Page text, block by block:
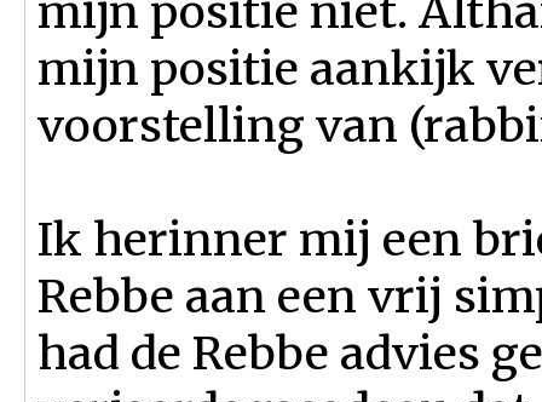
mijn positie niet.
mijn positie aankijk
voorstelling van
Ik herinner mij een
Rebbe aan een vrij
had de Rebbe advies